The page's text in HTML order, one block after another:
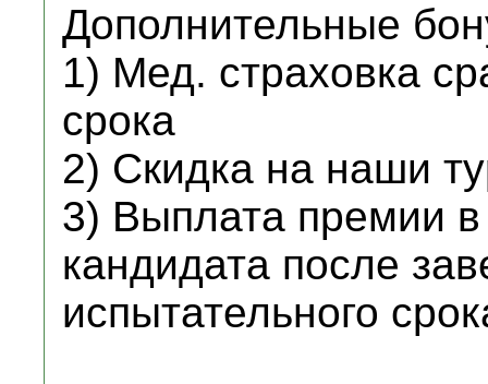
Дополнительные
1) Мед. страховка
срока
2) Скидка на наши
3) Выплата премии
кандидата после
испытательного